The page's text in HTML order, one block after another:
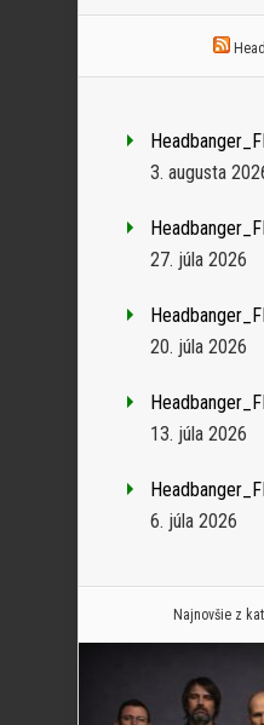
3. augusta
27. júla 2026
20. júla 2026
13. júla 2026
6. júla 2026
Najnovšie z